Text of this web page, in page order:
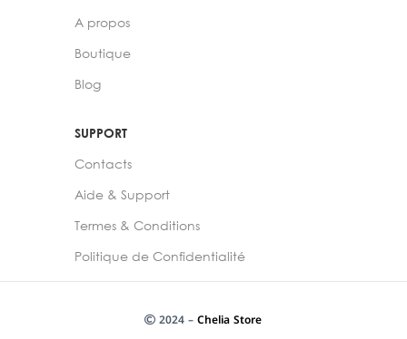
A propos
Boutique
Blog
SUPPORT
Contacts
Aide & Support
Termes & Conditions
Politique de Confidentialité
2024 –Chelia Store